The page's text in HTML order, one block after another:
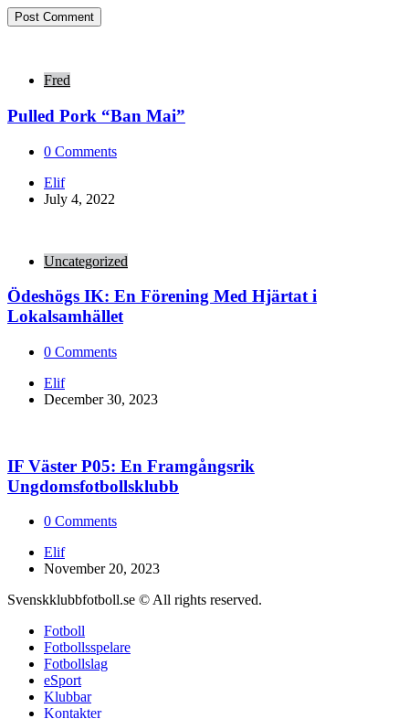
Fred
Pulled Pork “Ban Mai”
0 Comments
Posted
by
Elif
July 4, 2022
Uncategorized
Ödeshögs IK: En Förening Med Hjärtat i
Lokalsamhället
0 Comments
Posted
by
Elif
December 30, 2023
IF Väster P05: En Framgångsrik
Ungdomsfotbollsklubb
0 Comments
Posted
by
Elif
November 20, 2023
Svenskklubbfotboll.se © All rights reserved.
Fotboll
Fotbollsspelare
Fotbollslag
eSport
Klubbar
Kontakter